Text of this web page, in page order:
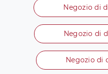
Negozio di
Negozio di
Negozio di